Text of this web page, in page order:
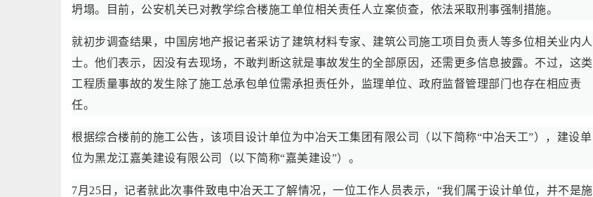
坍塌。目前，公安机关已对教学综合楼施工单位相关责任人立案侦查，依法采取刑事强制措施。
就初步调查结果，中国房地产报记者采访了建筑材料专家、建筑公司施工项目负责人等多位相关业内人
士。他们表示，因没有去现场，不敢判断这就是事故发生的全部原因，还需更多信息披露。不过，这类
工程质量事故的发生除了施工总承包单位需承担责任外，监理单位、政府监督管理部门也存在相应责
任。
根据综合楼前的施工公告，该项目设计单位为中冶天工集团有限公司（以下简称“中冶天工”），建设单
位为黑龙江嘉美建设有限公司（以下简称“嘉美建设”）。
7月25日，记者就此次事件致电中冶天工了解情况，一位工作人员表示，“我们属于设计单位，并不是施